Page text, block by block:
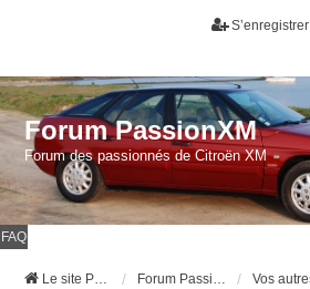
S’enregistrer
Forum PassionXM
Forum des passionnés de Citroën XM
FAQ
Le site Passion XM Forum Passion XM